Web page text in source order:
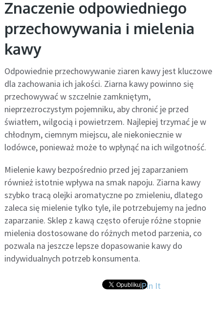
Znaczenie odpowiedniego
przechowywania i mielenia
kawy
Odpowiednie przechowywanie ziaren kawy jest kluczowe
dla zachowania ich jakości. Ziarna kawy powinno się
przechowywać w szczelnie zamkniętym,
nieprzezroczystym pojemniku, aby chronić je przed
światłem, wilgocią i powietrzem. Najlepiej trzymać je w
chłodnym, ciemnym miejscu, ale niekoniecznie w
lodówce, ponieważ może to wpłynąć na ich wilgotność.
Mielenie kawy bezpośrednio przed jej zaparzaniem
również istotnie wpływa na smak napoju. Ziarna kawy
szybko tracą olejki aromatyczne po zmieleniu, dlatego
zaleca się mielenie tylko tyle, ile potrzebujemy na jedno
zaparzanie. Sklep z kawą często oferuje różne stopnie
mielenia dostosowane do różnych metod parzenia, co
pozwala na jeszcze lepsze dopasowanie kawy do
indywidualnych potrzeb konsumenta.
Pin It